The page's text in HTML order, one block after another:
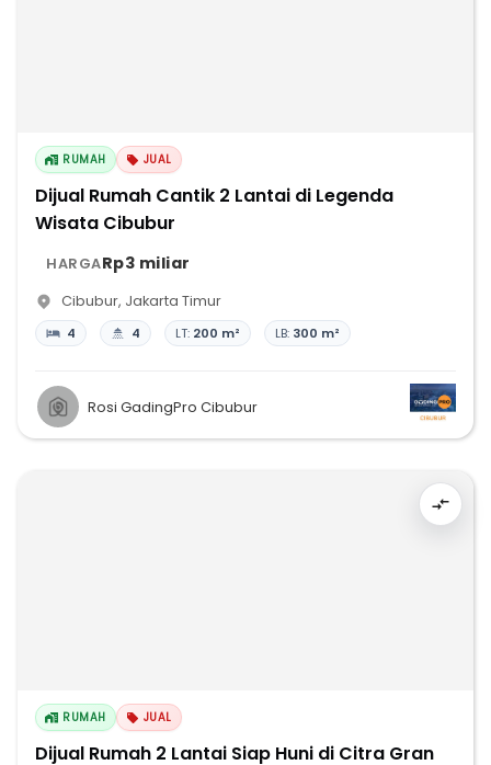
RUMAH JUAL
Dijual Rumah Cantik 2 Lantai di Legenda
Wisata Cibubur
HARGARp3 miliar
Cibubur, Jakarta Timur
4 4 LT: 200 m² LB: 300 m²
Rosi GadingPro Cibubur
RUMAH JUAL
Dijual Rumah 2 Lantai Siap Huni di Citra Gran